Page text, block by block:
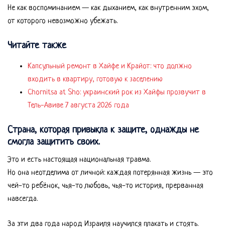
Не как воспоминанием — как дыханием, как внутренним эхом,
от которого невозможно убежать.
Читайте также
Капсульный ремонт в Хайфе и Крайот: что должно
входить в квартиру, готовую к заселению
Chornitsa at Sho: украинский рок из Хайфы прозвучит в
Тель-Авиве 7 августа 2026 года
Страна, которая привыкла к защите, однажды не
смогла защитить своих.
Это и есть настоящая национальная травма.
Но она неотделима от личной: каждая потерянная жизнь — это
чей-то ребёнок, чья-то любовь, чья-то история, прерванная
навсегда.
За эти два года народ Израиля научился плакать и стоять.